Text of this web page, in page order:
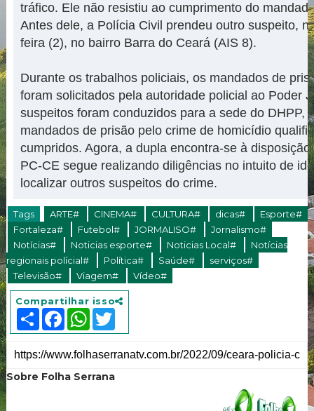
tráfico. Ele não resistiu ao cumprimento do
Antes dele, a Polícia Civil prendeu outro suspeito,
feira (2), no bairro Barra do Ceará (AIS 8).
Durante os trabalhos policiais, os mandados de
foram solicitados pela autoridade policial ao Poder
suspeitos foram conduzidos para a sede do DHPP,
mandados de prisão pelo crime de homicídio
cumpridos. Agora, a dupla encontra-se à disposição
PC-CE segue realizando diligências no intuito de
localizar outros suspeitos do crime.
Tags ARTE# CINEMA# CULTURA# dicas#
Esporte#
Fortaleza#
Futebol# JORMALISO#
Jornalismo#
Notícias#
Noticias esporte# Noticias Local#
Notícias
regionais polícial#
Política# Saúde#
serviços#
Televisão#
Viagem# Vídeo#
Compartilhar isso
S
h
a
e
F
a
c
b
o
W
h
a
s
p
T
i
t
r
Sobre Folha Serrana